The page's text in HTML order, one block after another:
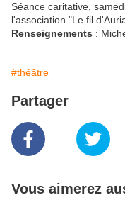
Séance caritative,
l'association "Le fil
Renseignements :
#théâtre
Partager
Vous aimerez